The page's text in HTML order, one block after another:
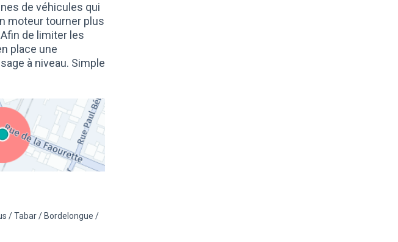
de véhicules qui
moteur tourner plus
de limiter les
place une
à niveau. Simple
/ Arènes / Bagatelle / Papus / Tabar / Bordelongue / Mermoz / La Faourette
/ Tabar / Bordelongue /